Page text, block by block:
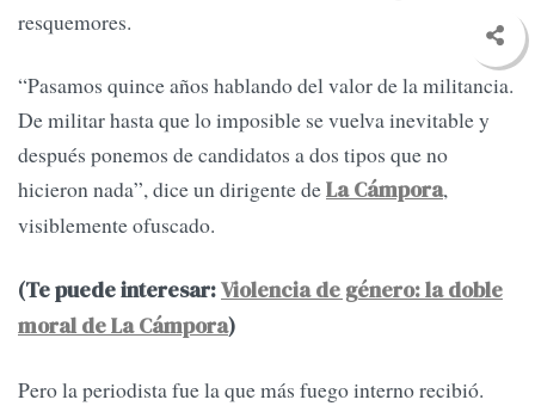
resquemores.
“Pasamos quince años hablando del valor de la militancia.
De militar hasta que lo imposible se vuelva inevitable y
después ponemos de candidatos a dos tipos que no
hicieron nada”, dice un dirigente deLa Cámpora,
visiblemente ofuscado.
(Te puede interesar:Violencia de género: la doble
moral de La Cámpora)
Pero la periodista fue la que más fuego interno recibió.